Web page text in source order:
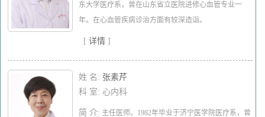
东大学医疗系，曾在山东省立医院进修心血管专业一
年。在心血管疾病诊治方面有较深造诣。
[ 详情 ]
姓 名: 张素芹
科 室: 心内科
简 介: 主任医师。1982年毕业于济宁医学院医疗系，曾